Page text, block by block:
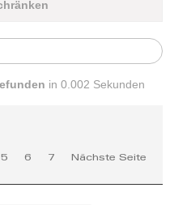
in 0.002 Sekunden
5 6 7 Nächste Seite